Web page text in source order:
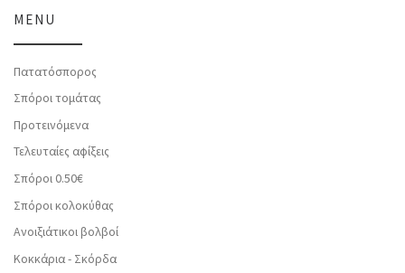
MENU
Πατατόσπορος
Σπόροι τομάτας
Προτεινόμενα
Τελευταίες αφίξεις
Σπόροι 0.50€
Σπόροι κολοκύθας
Ανοιξιάτικοι βολβοί
Κοκκάρια - Σκόρδα